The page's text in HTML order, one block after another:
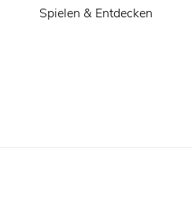
Spielen & Entdecken